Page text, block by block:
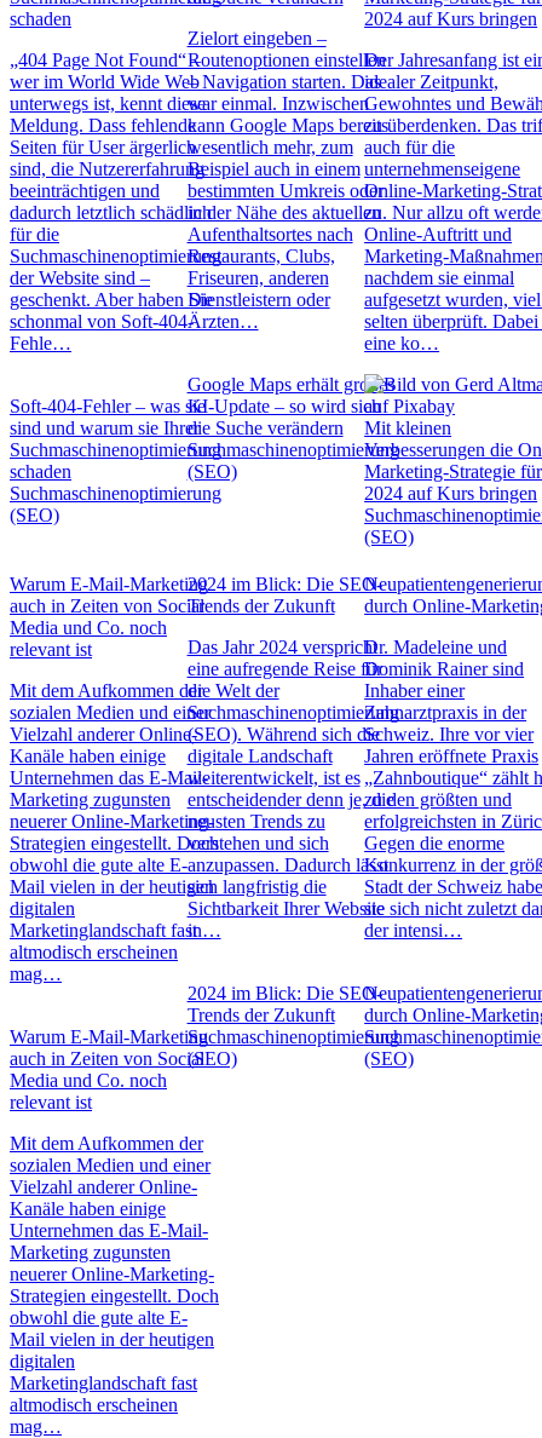
schaden
„404 Page Not Found“ –
wer im World Wide Web
unterwegs ist, kennt diese
Meldung. Dass fehlende
Seiten für User ärgerlich
sind, die Nutzererfahrung
beeinträchtigen und
dadurch letztlich schädlich
für die
Suchmaschinenoptimierung
der Website sind –
geschenkt. Aber haben Sie
schonmal von Soft-404-
Fehle…
Soft-404-Fehler – was sie
sind und warum sie Ihrer
Suchmaschinenoptimierung
schaden
Suchmaschinenoptimierung
(SEO)
Zielort eingeben –
Routenoptionen einstellen
– Navigation starten. Das
war einmal. Inzwischen
kann Google Maps bereits
wesentlich mehr, zum
Beispiel auch in einem
bestimmten Umkreis oder
in der Nähe des aktuellen
Aufenthaltsortes nach
Restaurants, Clubs,
Friseuren, anderen
Dienstleistern oder
Ärzten…
Google Maps erhält großes
KI-Update – so wird sich
die Suche verändern
Suchmaschinenoptimierung
(SEO)
2024 auf Kurs bringen
Der Jahresanfang ist
idealer Zeitpunkt,
Gewohntes und
zu überdenken. Das
auch für die
unternehmenseigene
Online-Marketing-
zu. Nur allzu oft
Online-Auftritt und
Marketing-
nachdem sie einmal
aufgesetzt wurden,
selten überprüft. Dabei
eine ko…
Mit kleinen
Verbesserungen die
Marketing-Strategie für
2024 auf Kurs bringen
(SEO)
Warum E-Mail-Marketing
auch in Zeiten von Social
Media und Co. noch
relevant ist
Mit dem Aufkommen der
sozialen Medien und einer
Vielzahl anderer Online-
Kanäle haben einige
Unternehmen das E-Mail-
Marketing zugunsten
neuerer Online-Marketing-
Strategien eingestellt. Doch
obwohl die gute alte E-
Mail vielen in der heutigen
digitalen
Marketinglandschaft fast
altmodisch erscheinen
mag…
Warum E-Mail-Marketing
auch in Zeiten von Social
Media und Co. noch
relevant ist
Mit dem Aufkommen der
sozialen Medien und einer
Vielzahl anderer Online-
Kanäle haben einige
Unternehmen das E-Mail-
Marketing zugunsten
neuerer Online-Marketing-
Strategien eingestellt. Doch
obwohl die gute alte E-
Mail vielen in der heutigen
digitalen
Marketinglandschaft fast
altmodisch erscheinen
mag…
2024 im Blick: Die SEO-
Trends der Zukunft
Das Jahr 2024 verspricht
eine aufregende Reise für
die Welt der
Suchmaschinenoptimierung
(SEO). Während sich die
digitale Landschaft
weiterentwickelt, ist es
entscheidender denn je, die
neusten Trends zu
verstehen und sich
anzupassen. Dadurch lässt
sich langfristig die
Sichtbarkeit Ihrer Website
in…
2024 im Blick: Die SEO-
Trends der Zukunft
Suchmaschinenoptimierung
(SEO)
durch Online-
Dr. Madeleine und
Dominik Rainer sind
Inhaber einer
Zahnarztpraxis in der
Schweiz. Ihre vor vier
Jahren eröffnete Praxis
„Zahnboutique“ zählt
zu den größten und
erfolgreichsten in
Gegen die enorme
Konkurrenz in der
Stadt der Schweiz
sie sich nicht zuletzt
der intensi…
durch Online-
(SEO)